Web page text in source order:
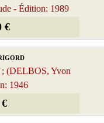
- Édition: 1989
€
(DELBOS, Yvon
1946